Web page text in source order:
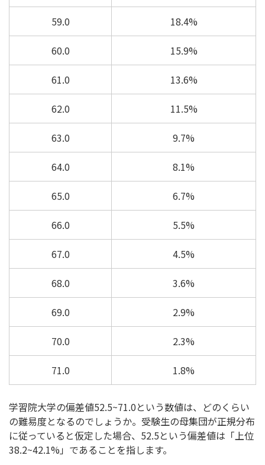
59.0 18.4%
60.0 15.9%
61.0 13.6%
62.0 11.5%
63.0 9.7%
64.0 8.1%
65.0 6.7%
66.0 5.5%
67.0 4.5%
68.0 3.6%
69.0 2.9%
70.0 2.3%
71.0 1.8%
学習院大学の偏差値52.5~71.0という数値は、どのくらい
の難易度となるのでしょうか。受験生の母集団が正規分布
に従っていると仮定した場合、52.5という偏差値は「上位
38.2~42.1%」であることを指します。